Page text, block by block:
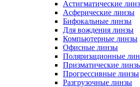
Астигматические
Асферические линзы
Бифокальные линзы
Для вождения линзы
Компьютерные линзы
Офисные линзы
Поляризационные
Призматические
Прогрессивные линзы
Разгрузочные линзы